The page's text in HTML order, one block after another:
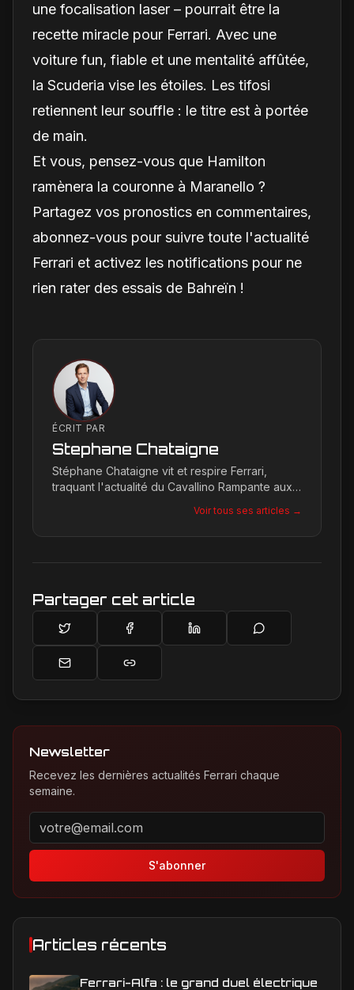
une focalisation laser – pourrait être la
recette miracle pour Ferrari. Avec une
voiture fun, fiable et une mentalité affûtée,
la Scuderia vise les étoiles. Les tifosi
retiennent leur souffle : le titre est à portée
de main.
Et vous, pensez-vous que Hamilton
ramènera la couronne à Maranello ?
Partagez vos pronostics en commentaires,
abonnez-vous pour suivre toute l'actualité
Ferrari et activez les notifications pour ne
rien rater des essais de Bahreïn !
ÉCRIT PAR
Stephane Chataigne
Stéphane Chataigne vit et respire Ferrari,
traquant l'actualité du Cavallino Rampante aux
permet de décrypter les tendances et les
secrets de la marque, offrant une plongée
passionnés.
Voir tous ses articles →
Partager cet article
Newsletter
Recevez les dernières actualités Ferrari chaque
semaine.
Adresse email pour la newsletter
S'abonner
Articles récents
Ferrari-Alfa : le grand duel électrique